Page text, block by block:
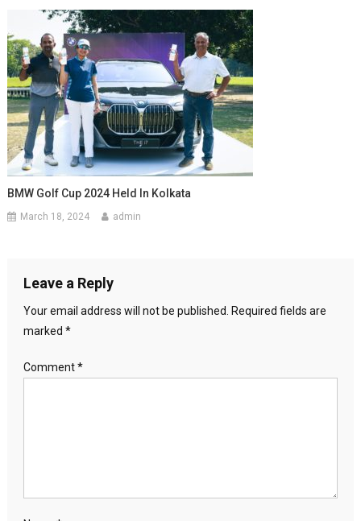
BMW Golf Cup 2024 Held In Kolkata
March 18, 2024 admin
Leave a Reply
Your email address will not be published.
Required fields are
marked *
Comment*